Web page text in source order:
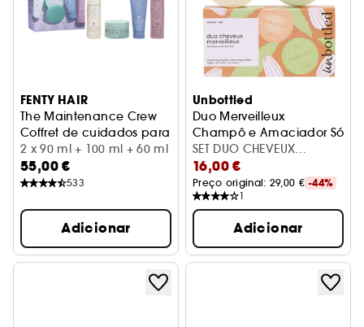
FENTY HAIR
The Maintenance Crew
Coffret de cuidados para o cabelo
2 x 90 ml + 100 ml + 60 ml
55,00 €
533
Adicionar
Unbottled
Duo Merveilleux
Champô e Amaciador
SET DUO CHEVEUX
MERVEILLEUX
16,00 €
Preço original: 29,00 € -44%
1
Adicionar